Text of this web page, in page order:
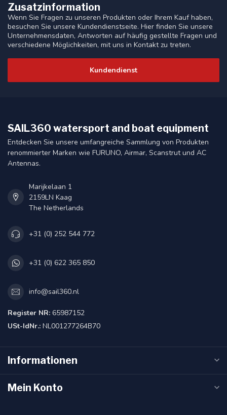
Zusatzinformation
Wenn Sie Fragen zu unseren Produkten oder Ihrem Kauf haben,
besuchen Sie unsere Kundendienstseite. Hier finden Sie unsere
Unternehmensdaten, Antworten auf häufig gestellte Fragen und
verschiedene Möglichkeiten, mit uns in Kontakt zu treten.
Kundendienst
SAIL360 watersport and boat equipment
Entdecken Sie unsere umfangreiche Sammlung von Produkten
renommierter Marken wie FURUNO, Airmar, Scanstrut und AC
Antennas.
Marijkelaan 1
2159LN Kaag
The Netherlands
+31 (0) 252 544 772
+31 (0) 622 365 850
info@sail360.nl
Register NR: 65987152
USt-IdNr.: NL001277264B70
Informationen
Mein Konto